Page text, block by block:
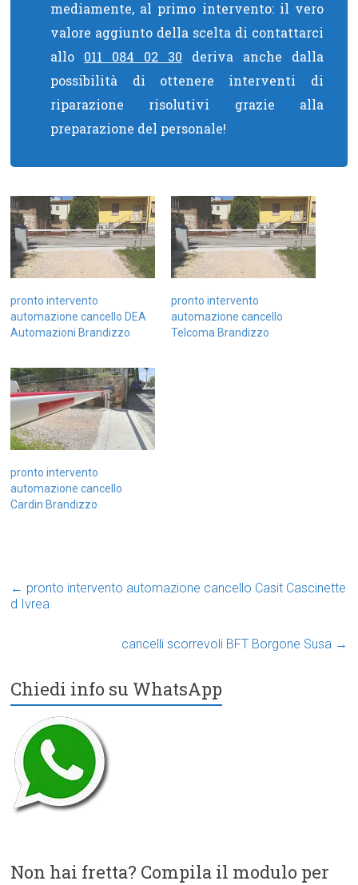
mediamente, al primo intervento: il vero
valore aggiunto della scelta di contattarci
allo 011 084 02 30 deriva anche dalla
possibilità di ottenere interventi di
riparazione risolutivi grazie alla
preparazione del personale!
pronto intervento
automazione cancello DEA
Automazioni Brandizzo
pronto intervento
automazione cancello
Telcoma Brandizzo
pronto intervento
automazione cancello
Cardin Brandizzo
← pronto intervento automazione cancello Casit Cascinette
d Ivrea
cancelli scorrevoli BFT Borgone Susa →
Chiedi info su WhatsApp
Non hai fretta? Compila il modulo per